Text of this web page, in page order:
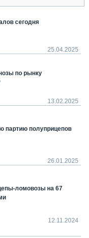
сегодня
25.04.2025
по рынку
13.02.2025
партию полуприцепов
26.01.2025
ломовозы на 67
12.11.2024